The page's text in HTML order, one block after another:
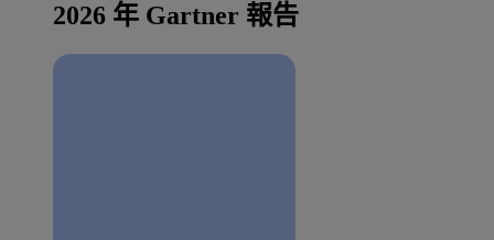
2026 年 Gartner 報告